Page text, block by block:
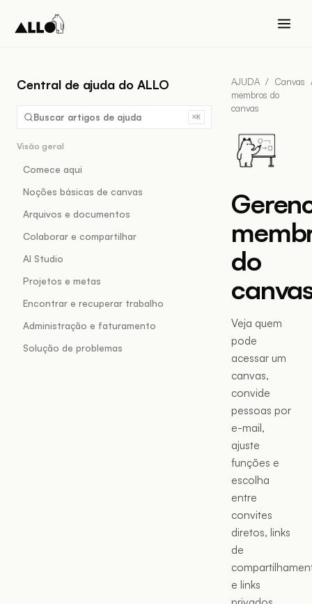
Central de ajuda do ALLO
Buscar artigos de ajuda ⌘K
Visão geral
Comece aqui
Noções básicas de canvas
Arquivos e documentos
Colaborar e compartilhar
AI Studio
Projetos e metas
Encontrar e recuperar trabalho
Administração e faturamento
Solução de problemas
AJUDA / Canvas
membros do
canvas
do
Veja quem
pode
acessar um
canvas,
convide
pessoas por
e-mail,
ajuste
funções e
escolha
entre
convites
diretos, links
de
e links